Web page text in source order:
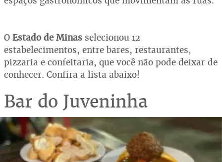
O Estado de Minas selecionou 12
estabelecimentos, entre bares, restaurantes,
pizzaria e confeitaria, que você não pode deixar de
conhecer. Confira a lista abaixo!
Bar do Juveninha